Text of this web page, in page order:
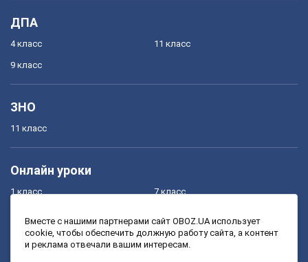
ДПА
4 класс
9 класс
11 класс
ЗНО
11 класс
Онлайн уроки
1 класс
3 класс
7 класс
9 класс
Вместе с нашими партнерами сайт OBOZ.UA использует
cookie, чтобы обеспечить должную работу сайта, а контент
и реклама отвечали вашим интересам.